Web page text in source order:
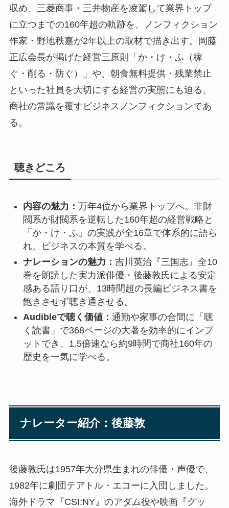
収め、三菱商事・三井物産を凌駕して業界トップ
に立つまでの160年超の軌跡を、ノンフィクション
作家・野地秩嘉が2年以上の取材で描き出す。岡藤
正広会長が掲げた経営三原則「か・け・ふ（稼
ぐ・削る・防ぐ）」や、朝食無料提供・残業禁止
といった社員を大切にする経営の実態にも迫る、
商社の常識を覆すビジネスノンフィクションであ
る。
聴きどころ
内容の魅力： 万年4位から業界トップへ。非財
閥系が財閥系を逆転した160年超の経営戦略と
「か・け・ふ」の実践が全16章で体系的に語ら
れ、ビジネスの本質を学べる。
ナレーションの魅力： 吉川英治『三国志』全10
巻を朗読した実力派俳優・後藤敦氏による安定
感ある語り口が、13時間超の長編ビジネス書を
飽きさせず聴き通させる。
Audibleで聴く価値： 通勤や家事の合間に「聴
く読書」で368ページの大著を効率的にインプ
ットでき、1.5倍速なら約9時間で商社160年の
歴史を一気に学べる。
ナレーター紹介：後藤敦
後藤敦氏は1957年大分県生まれの俳優・声優で、
1982年に劇団テアトル・エコーに入団しました。
海外ドラマ『CSI:NY』のアダム役や映画『グッ